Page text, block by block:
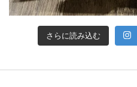
さらに読み込む